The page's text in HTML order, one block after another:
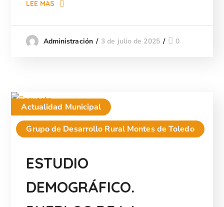
LEE MAS
Administración 3 de julio de 2025 0
Actualidad Municipal
Grupo de Desarrollo Rural Montes de Toledo
ESTUDIO
DEMOGRÁFICO.